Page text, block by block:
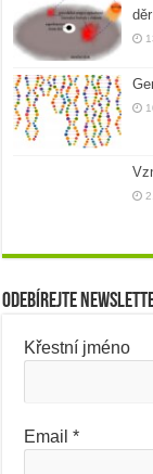
děr
Odebírejte
Křestní jméno
Email*